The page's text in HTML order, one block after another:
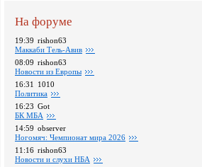
На форуме
19:39 rishon63
Маккаби Тель-Авив
08:09 rishon63
Новости из Европы
16:31
1010
Политика
16:23 Got
БК МБА
14:59 observer
Ногомяч: Чемпионат мира 2026
11:16 rishon63
Новости и слухи НБА